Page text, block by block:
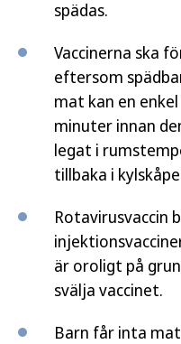
spädas.
Vaccinerna ska
eftersom
mat kan en
minuter innan
legat i
tillbaka i
Rotavirusvaccin
är oroligt på
svälja vaccinet.
Barn får inta